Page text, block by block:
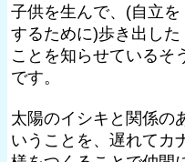
子供を生んで、(自立を
するために)歩き出した
ことを知らせているそ
です。
太陽のイシキと関係の
いうことを、遅れてカ